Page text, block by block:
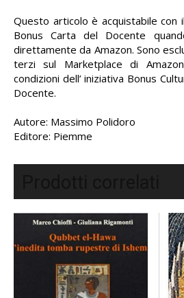
Questo articolo è acquistabile con
Bonus Carta del Docente
direttamente da Amazon. Sono
terzi sul Marketplace di
condizioni dell’ iniziativa Bonus
Docente.
Autore: Massimo Polidoro
Editore: Piemme